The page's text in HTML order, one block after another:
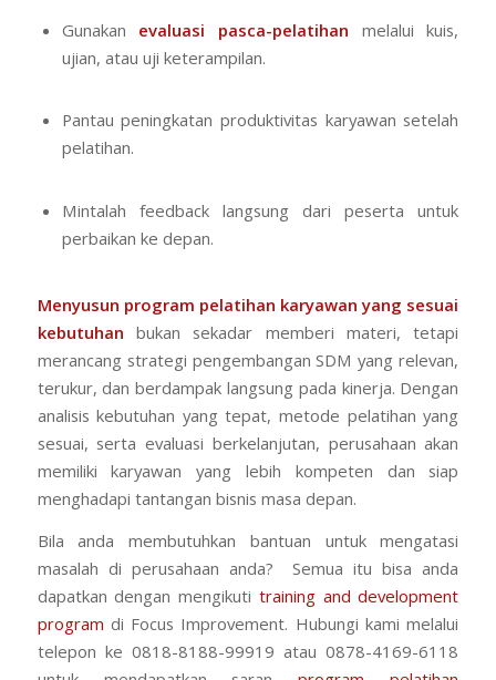
Gunakan evaluasi pasca-pelatihan melalui kuis,
ujian, atau uji keterampilan.
Pantau peningkatan produktivitas karyawan setelah
pelatihan.
Mintalah feedback langsung dari peserta untuk
perbaikan ke depan.
Menyusun program pelatihan karyawan yang sesuai
kebutuhan bukan sekadar memberi materi, tetapi
merancang strategi pengembangan SDM yang relevan,
terukur, dan berdampak langsung pada kinerja. Dengan
analisis kebutuhan yang tepat, metode pelatihan yang
sesuai, serta evaluasi berkelanjutan, perusahaan akan
memiliki karyawan yang lebih kompeten dan siap
menghadapi tantangan bisnis masa depan.
Bila anda membutuhkan bantuan untuk mengatasi
masalah di perusahaan anda? Semua itu bisa anda
dapatkan dengan mengikuti training and development
program di Focus Improvement. Hubungi kami melalui
telepon ke 0818-8188-99919 atau 0878-4169-6118